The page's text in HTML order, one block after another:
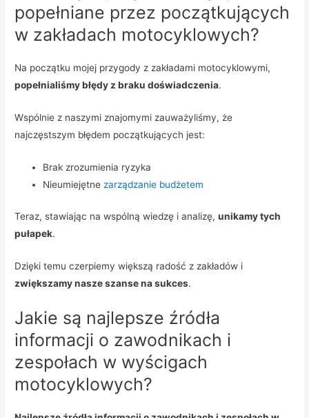
popełniane przez początkujących
w zakładach motocyklowych?
Na początku mojej przygody z zakładami motocyklowymi,
popełnialiśmy błędy z braku doświadczenia.
Wspólnie z naszymi znajomymi zauważyliśmy, że
najczęstszym błędem początkujących jest:
Brak zrozumienia ryzyka
Nieumiejętne zarządzanie budżetem
Teraz, stawiając na wspólną wiedzę i analizę,unikamy tych
pułapek.
Dzięki temu czerpiemy większą radość z zakładów i
zwiększamy nasze szanse na sukces.
Jakie są najlepsze źródła
informacji o zawodnikach i
zespołach w wyścigach
motocyklowych?